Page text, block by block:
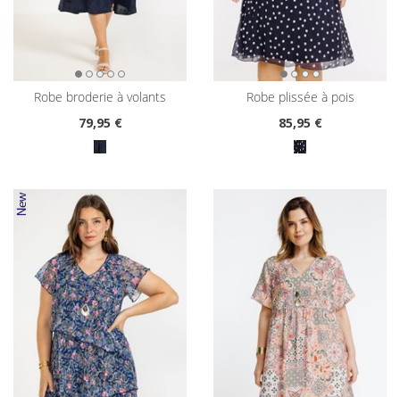
robe broderie à volants
79,95 €
robe plissée à pois
85,95 €